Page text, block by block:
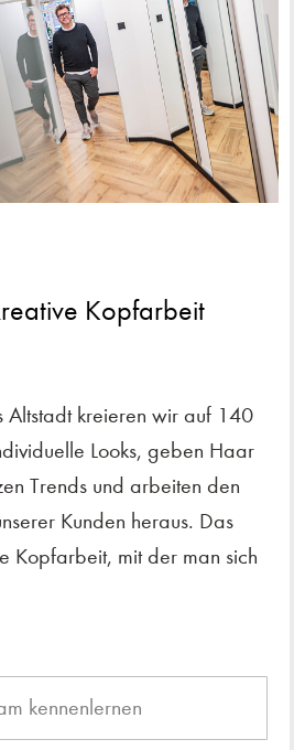
Kopfarbeit
Altstadt kreieren wir auf 140
Looks, geben Haar
Trends und arbeiten den
Kunden heraus. Das
Kopfarbeit, mit der man sich
kennenlernen